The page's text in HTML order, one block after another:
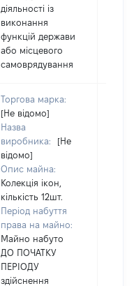
діяльності із
виконання
функцій держави
або місцевого
самоврядування
Торгова марка:
[Не відомо]
Назва
виробника:
[Не
відомо]
Опис майна:
Колекція ікон,
кількість 12шт.
Період набуття
права на майно:
Майно набуто
ДО ПОЧАТКУ
ПЕРІОДУ
здійснення